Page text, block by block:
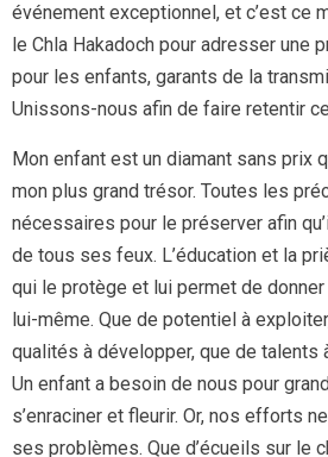
événement exceptionnel, et c’est ce
le Chla Hakadoch pour adresser une
pour les enfants, garants de la
Unissons-nous afin de faire retentir
Mon enfant est un diamant sans prix
mon plus grand trésor. Toutes les
nécessaires pour le préserver afin
de tous ses feux. L’éducation et la
qui le protège et lui permet de
lui-même. Que de potentiel à
qualités à développer, que de talents
Un enfant a besoin de nous pour
s’enraciner et fleurir. Or, nos efforts
ses problèmes. Que d’écueils sur le